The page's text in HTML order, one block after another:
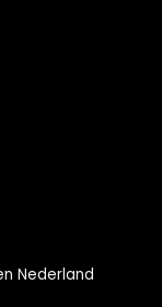
Nederland